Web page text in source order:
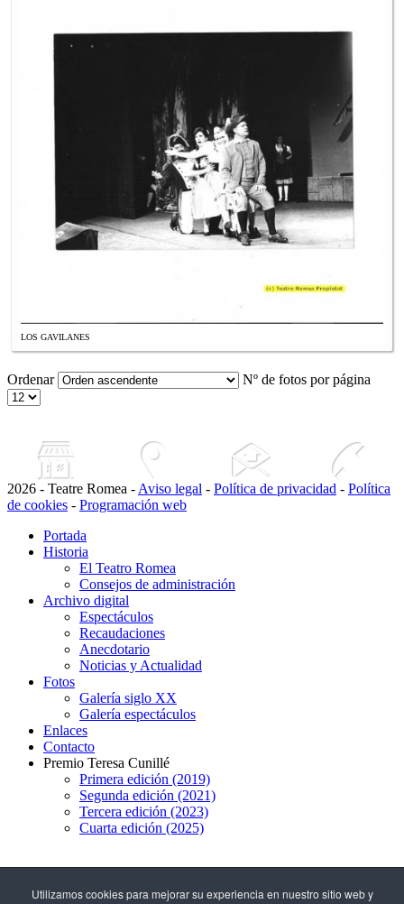
LOS GAVILANES
Ordenar Nº de fotos por página
2026 - Teatre Romea - Aviso legal - Política de privacidad - Política
de cookies - Programación web
Portada
Historia
El Teatro Romea
Consejos de administración
Archivo digital
Espectáculos
Recaudaciones
Anecdotario
Noticias y Actualidad
Fotos
Galería siglo XX
Galería espectáculos
Enlaces
Contacto
Premio Teresa Cunillé
Primera edición (2019)
Segunda edición (2021)
Tercera edición (2023)
Cuarta edición (2025)
Utilizamos cookies para mejorar su experiencia en nuestro sitio web y